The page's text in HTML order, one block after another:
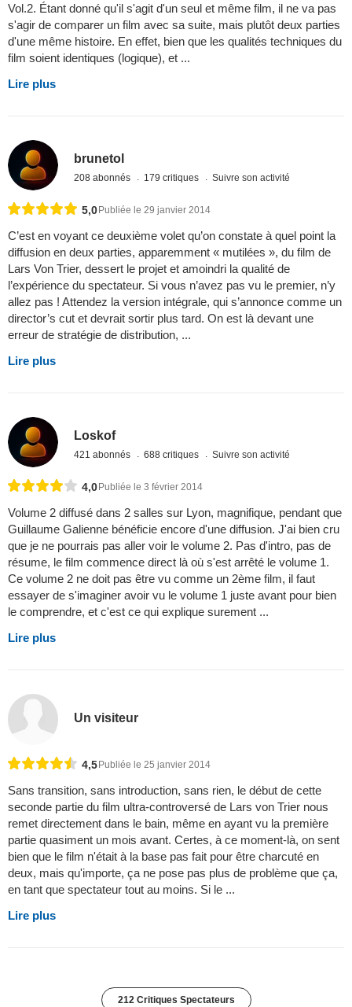
Vol.2. Étant donné qu'il s'agit d'un seul et même film, il ne va pas
s'agir de comparer un film avec sa suite, mais plutôt deux parties
d'une même histoire. En effet, bien que les qualités techniques du
film soient identiques (logique), et ...
Lire plus
brunetol
208 abonnés 179 critiques Suivre son activité
5,0 Publiée le 29 janvier 2014
C’est en voyant ce deuxième volet qu’on constate à quel point la
diffusion en deux parties, apparemment « mutilées », du film de
Lars Von Trier, dessert le projet et amoindri la qualité de
l’expérience du spectateur. Si vous n’avez pas vu le premier, n’y
allez pas ! Attendez la version intégrale, qui s’annonce comme un
director’s cut et devrait sortir plus tard. On est là devant une
erreur de stratégie de distribution, ...
Lire plus
Loskof
421 abonnés 688 critiques Suivre son activité
4,0 Publiée le 3 février 2014
Volume 2 diffusé dans 2 salles sur Lyon, magnifique, pendant que
Guillaume Galienne bénéficie encore d'une diffusion. J'ai bien cru
que je ne pourrais pas aller voir le volume 2. Pas d'intro, pas de
résume, le film commence direct là où s'est arrêté le volume 1.
Ce volume 2 ne doit pas être vu comme un 2ème film, il faut
essayer de s'imaginer avoir vu le volume 1 juste avant pour bien
le comprendre, et c'est ce qui explique surement ...
Lire plus
Un visiteur
4,5Publiée le 25 janvier 2014
Sans transition, sans introduction, sans rien, le début de cette
seconde partie du film ultra-controversé de Lars von Trier nous
remet directement dans le bain, même en ayant vu la première
partie quasiment un mois avant. Certes, à ce moment-là, on sent
bien que le film n'était à la base pas fait pour être charcuté en
deux, mais qu'importe, ça ne pose pas plus de problème que ça,
en tant que spectateur tout au moins. Si le ...
Lire plus
212 Critiques Spectateurs